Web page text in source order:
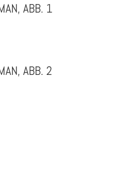
ABB. 1
ABB. 2